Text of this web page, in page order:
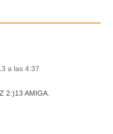
a las 4:37
2:)13 AMIGA.